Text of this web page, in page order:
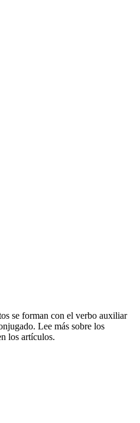
se forman con el verbo auxiliar
Lee más sobre los
los artículos.